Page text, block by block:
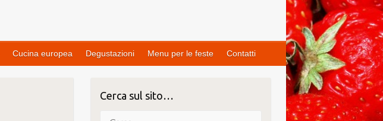
Cucina europea Degustazioni Menu per le feste Contatti
Cerca sul sito…
Cerca